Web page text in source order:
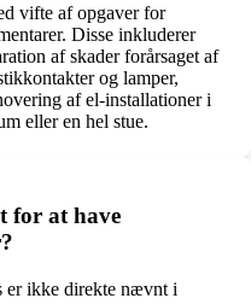
vifte af opgaver for
Disse inkluderer
af skader forårsaget af
og lamper,
af el-installationer i
eller en hel stue.
for at have
er ikke direkte nævnt i